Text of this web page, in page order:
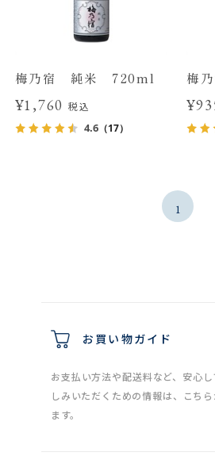
梅乃宿 純米 720ml
¥1,760税込
4.6（17）
梅
1
お買い物ガイド
お支払い方法や配送料など、安心
しみいただくための情報は、こち
ます。